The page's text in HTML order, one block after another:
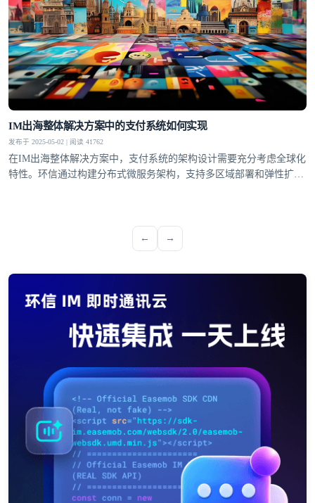
IM出海整体解决方案中的支付系统如何实现
发布于 2025-05-02 | 阅读 41762
在IM出海整体解决方案中，支付系统的架构设计需要充分考虑全球化
特性。环信通过构建分布式微服务架构，支持多区域部署和弹性扩
成了信用卡、电子钱包、本地银行转账等多种支付渠道，并针对
← →